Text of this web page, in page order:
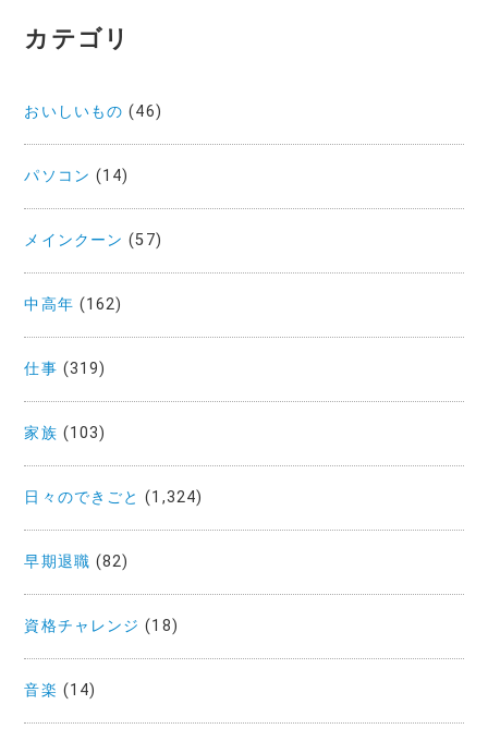
カテゴリ
おいしいもの (46)
パソコン (14)
メインクーン (57)
中高年 (162)
仕事 (319)
家族 (103)
日々のできごと (1,324)
早期退職 (82)
資格チャレンジ (18)
音楽 (14)